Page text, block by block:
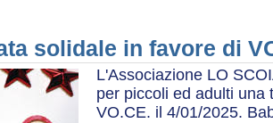
solidale in favore di
L'Associazione LO
per piccoli ed adulti una
VO.CE. il 4/01/2025.